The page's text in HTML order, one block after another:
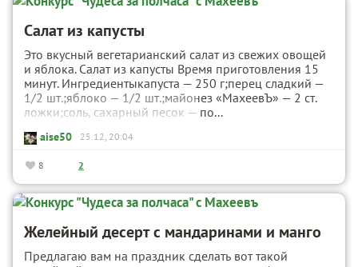
Салат из капусты
Это вкусный вегетарианский салат из свежих овощей
и яблока. Салат из капусты Время приготовления 15
минут. Ингредиентыкапуста — 250 г;перец сладкий —
1/2 шт.;яблоко — 1/2 шт.;майонез «МахеевЪ» — 2 ст.
ложки;соль, сахарный песок — по...
aise50 25.12, 20:04
8 2
Желейный десерт с мандаринами и манго
Предлагаю вам на праздник сделать вот такой